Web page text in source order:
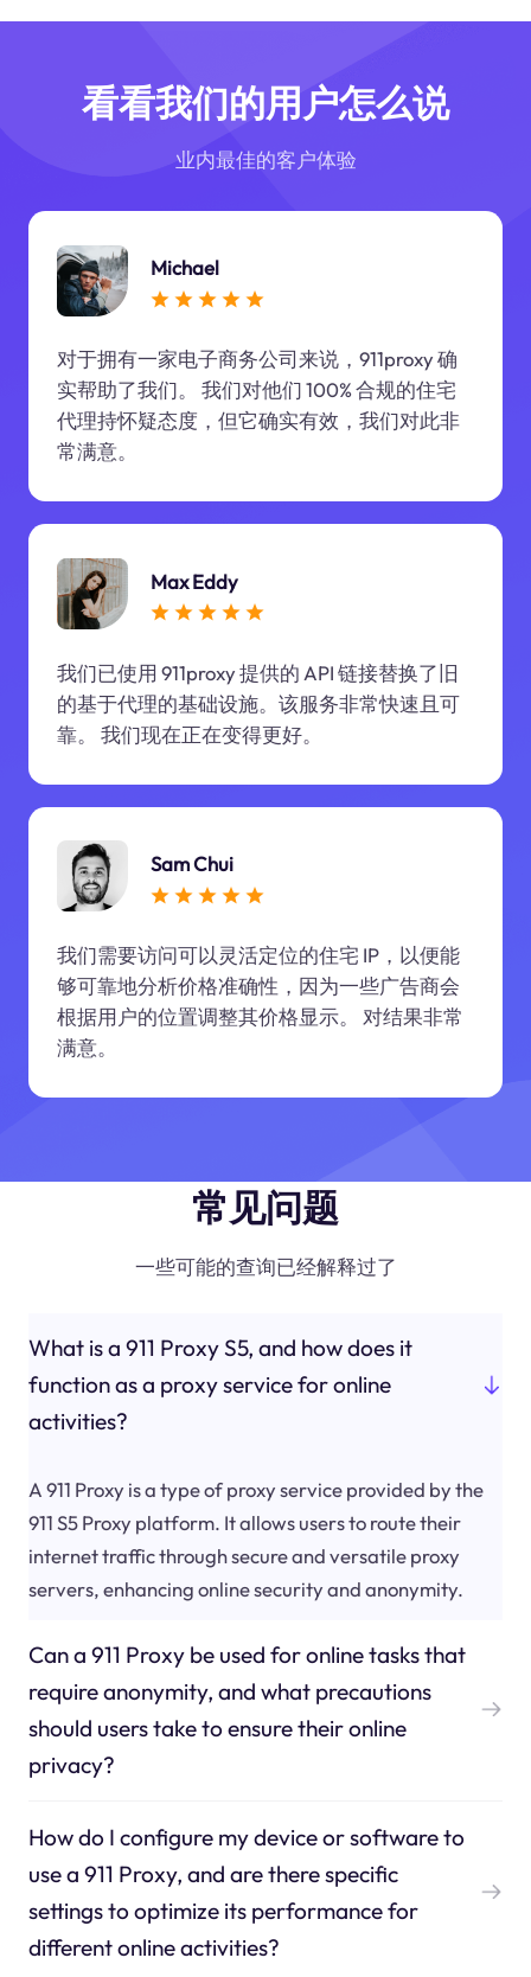
看看我们的用户怎么说
业内最佳的客户体验
Michael
对于拥有一家电子商务公司来说，911proxy 确
实帮助了我们。 我们对他们 100% 合规的住宅
代理持怀疑态度，但它确实有效，我们对此非
常满意。
Max Eddy
我们已使用 911proxy 提供的 API 链接替换了旧
的基于代理的基础设施。该服务非常快速且可
靠。 我们现在正在变得更好。
Sam Chui
我们需要访问可以灵活定位的住宅 IP，以便能
够可靠地分析价格准确性，因为一些广告商会
根据用户的位置调整其价格显示。 对结果非常
满意。
常见问题
一些可能的查询已经解释过了
What is a 911 Proxy S5, and how does it
function as a proxy service for online
activities?
A 911 Proxy is a type of proxy service provided by the
911 S5 Proxy platform. It allows users to route their
internet traffic through secure and versatile proxy
servers, enhancing online security and anonymity.
Can a 911 Proxy be used for online tasks that
require anonymity, and what precautions
should users take to ensure their online
privacy?
How do I configure my device or software to
use a 911 Proxy, and are there specific
settings to optimize its performance for
different online activities?